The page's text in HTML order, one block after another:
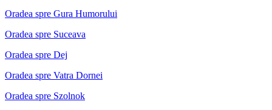
Oradea spre Gura Humorului
Oradea spre Suceava
Oradea spre Dej
Oradea spre Vatra Dornei
Oradea spre Szolnok